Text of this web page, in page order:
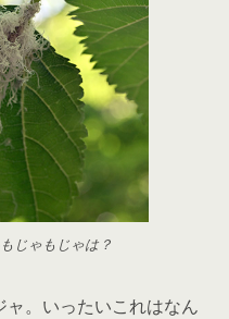
じゃもじゃは？
。いったいこれはなん